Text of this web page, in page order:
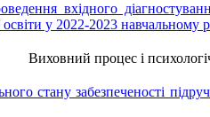
вхідного
освіти у 2022-2023
процес і
стану забезпеченості